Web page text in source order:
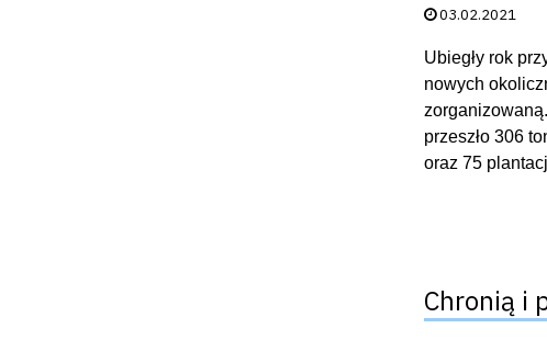
Data publikacji:
03.02.2021
Ubiegły rok
nowych
przeszło 306
oraz 75
Chronią i